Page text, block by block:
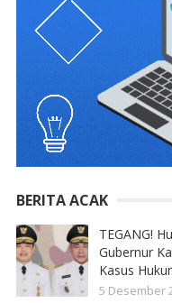
BERITA ACAK
TEGANG!
Gubernur
Kasus
5 Desember